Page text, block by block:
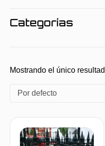
Categorías
Mostrando el único
Por defecto